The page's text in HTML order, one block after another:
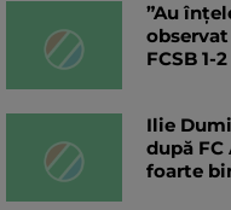
”Au
observat
FCSB 1-2
Ilie
după FC
foarte